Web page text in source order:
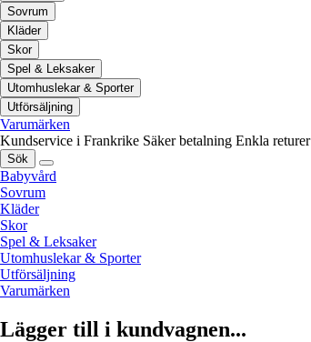
Sovrum
Kläder
Skor
Spel & Leksaker
Utomhuslekar & Sporter
Utförsäljning
Varumärken
Kundservice i Frankrike Säker betalning Enkla returer
Sök
Babyvård
Sovrum
Kläder
Skor
Spel & Leksaker
Utomhuslekar & Sporter
Utförsäljning
Varumärken
Lägger till i kundvagnen...